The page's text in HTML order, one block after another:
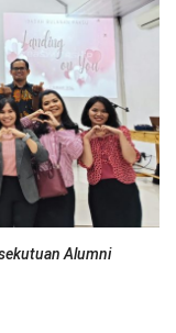
Alumni